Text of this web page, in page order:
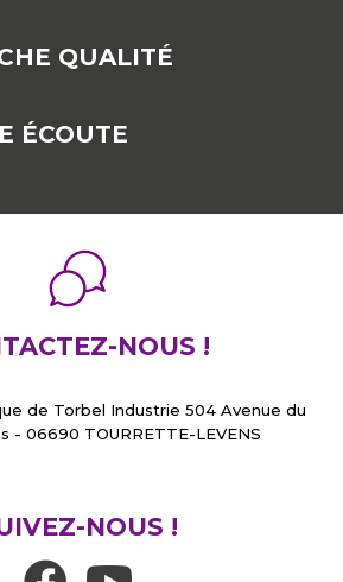
QUALITÉ
ÉCOUTE
NOUS !
de Torbel Industrie 504 Avenue du
- 06690 TOURRETTE-LEVENS
NOUS !